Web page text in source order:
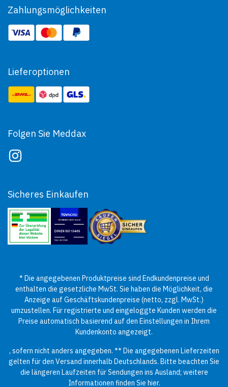
Zahlungsmöglichkeiten
Lieferoptionen
Folgen Sie Meddax
Sicheres Einkaufen
* Die angegebenen Produktpreise sind Endkundenpreise und
enthalten die gesetzliche MwSt. Sie haben die Möglichkeit, die
Anzeige auf Geschäftskundenpreise (netto, zzgl. MwSt.)
umzustellen. Für registrierte und eingeloggte Kunden werden die
Preise automatisch basierend auf den Einstellungen in Ihrem
Kundenkonto angezeigt.
, sofern nicht anders angegeben. ** Die angegebenen Lieferzeiten
gelten für den Versand innerhalb Deutschlands. Bitte beachten Sie
die längeren Laufzeiten für Sendungen ins Ausland; weitere
Informationen finden Sie hier.